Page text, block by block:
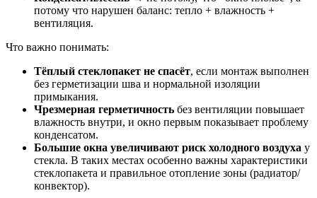
потому что нарушен баланс: тепло + влажность +
вентиляция.
Что важно понимать:
Тёплый стеклопакет не спасёт, если монтаж выполнен
без герметизации шва и нормальной изоляции
примыкания.
Чрезмерная герметичность без вентиляции повышает
влажность внутри, и окно первым показывает проблему
конденсатом.
Большие окна увеличивают риск холодного воздуха у
стекла. В таких местах особенно важны характеристики
стеклопакета и правильное отопление зоны (радиатор/
конвектор).